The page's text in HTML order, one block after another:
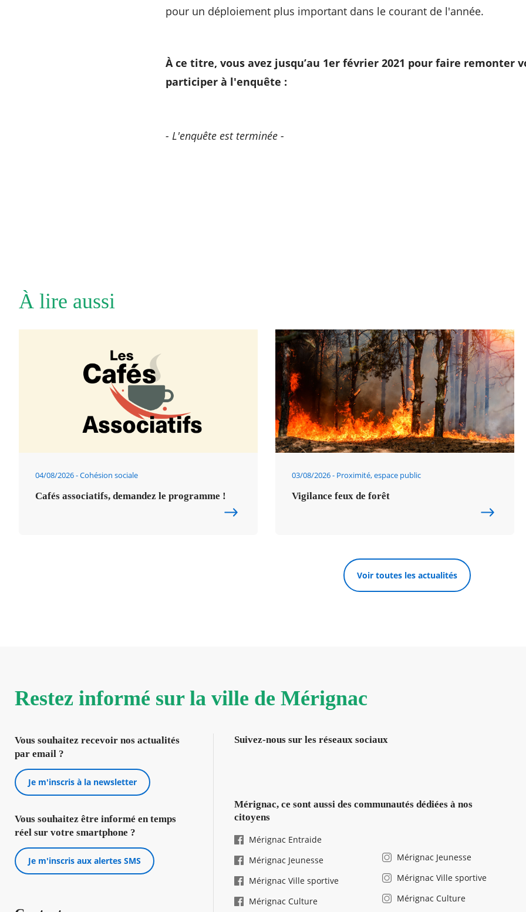
pour un déploiement plus important dans le courant de l'année.
À ce titre, vous avez jusqu’au 1er février 2021 pour faire remonter
participer à l'enquête :
- L'enquête est terminée -
À lire aussi
04/08/2026 Cohésion sociale
Cafés associatifs, demandez le programme !
03/08/2026 Proximité, espace public
Vigilance feux de forêt
Voir toutes les actualités
Restez informé sur la ville de Mérignac
Vous souhaitez recevoir nos actualités
par email ?
Je m'inscris à la newsletter
Vous souhaitez être informé en temps
réel sur votre smartphone ?
Je m'inscris aux alertes SMS
Suivez-nous sur les réseaux sociaux
Mérignac, ce sont aussi des communautés dédiées à nos
citoyens
Mérignac Entraide
Mérignac Jeunesse
Mérignac Ville sportive
Mérignac Culture
Mérignac Jeunesse
Mérignac Ville sportive
Mérignac Culture